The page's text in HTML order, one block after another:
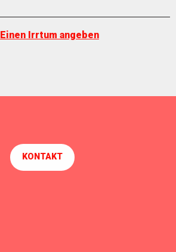
Einen Irrtum angeben
KONTAKT